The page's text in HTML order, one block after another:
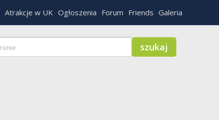
Atrakcje w UK Ogłoszenia Forum Friends Galeria